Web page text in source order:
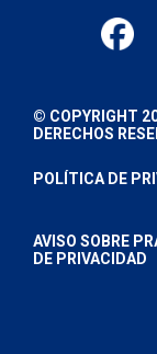
© COPYRIGHT
DERECHOS
POLÍTICA DE
AVISO SOBRE
DE PRIVACIDAD